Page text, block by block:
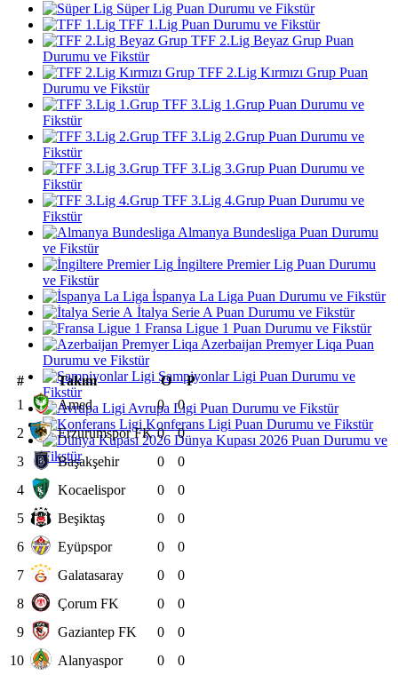
Süper Lig Puan Durumu ve Fikstür
TFF 1.Lig Puan Durumu ve Fikstür
TFF 2.Lig Beyaz Grup Puan
Durumu ve Fikstür
TFF 2.Lig Kırmızı Grup Puan
Durumu ve Fikstür
TFF 3.Lig 1.Grup Puan Durumu ve
Fikstür
TFF 3.Lig 2.Grup Puan Durumu ve
Fikstür
TFF 3.Lig 3.Grup Puan Durumu ve
Fikstür
TFF 3.Lig 4.Grup Puan Durumu ve
Fikstür
Almanya Bundesliga Puan Durumu
ve Fikstür
İngiltere Premier Lig Puan Durumu
ve Fikstür
İspanya La Liga Puan Durumu ve Fikstür
İtalya Serie A Puan Durumu ve Fikstür
Fransa Ligue 1 Puan Durumu ve Fikstür
Azerbaijan Premyer Liqa Puan
Durumu ve Fikstür
Şampiyonlar Ligi Puan Durumu ve
Fikstür
Avrupa Ligi Puan Durumu ve Fikstür
Konferans Ligi Puan Durumu ve Fikstür
Dünya Kupası 2026 Puan Durumu ve
Fikstür
# Takım O
P
1
Amed 0
0
2
Erzurumspor FK 0
0
3
Başakşehir 0
0
4
Kocaelispor 0
0
5
Beşiktaş 0
0
6
Eyüpspor 0
0
7
Galatasaray 0
0
8
Çorum FK 0
0
9
Gaziantep FK 0
0
10
Alanyaspor 0 0